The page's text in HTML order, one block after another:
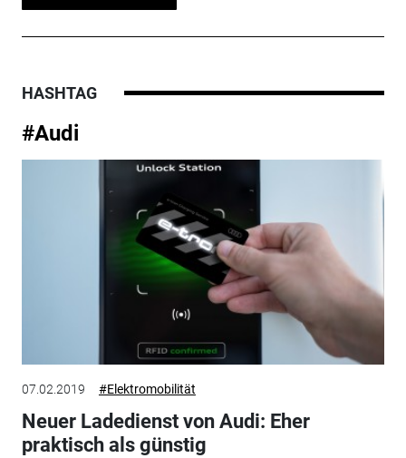
HASHTAG
#Audi
07.02.2019 #Elektromobilität
Neuer Ladedienst von Audi: Eher
praktisch als günstig